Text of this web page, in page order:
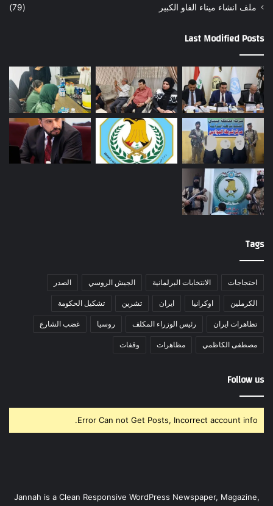
ملف انشاء ميناء الفاو الكبير
(79)
Last Modified Posts
Tags
احتجاجات الانتخابات البرلمانية الجيش الروسي الصدر
الكرملين اوكرانيا ايران تشرين تشكيل الحكومة
تظاهرات ايران رئيس الوزراء المكلف روسيا غضب الشارع
مصطفى الكاظمي مظاهرات وقفات
Follow us
Error Can not Get Posts, Incorrect account info.
Jannah is a Clean Responsive WordPress Newspaper, Magazine,